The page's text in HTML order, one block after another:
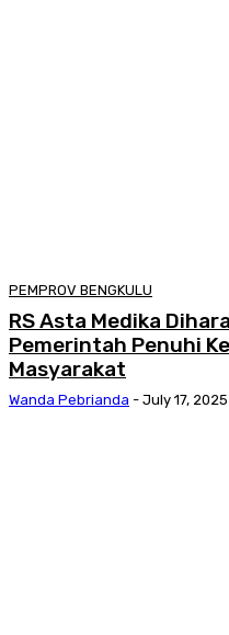
PEMPROV BENGKULU
RS Asta Medika
Pemerintah Penuhi
Masyarakat
Wanda Pebrianda - July 17, 2025